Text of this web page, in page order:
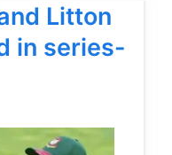
Litton
in series-